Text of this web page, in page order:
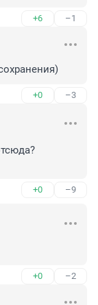
+6 –1
+0 –3
+0 –9
+0 –2